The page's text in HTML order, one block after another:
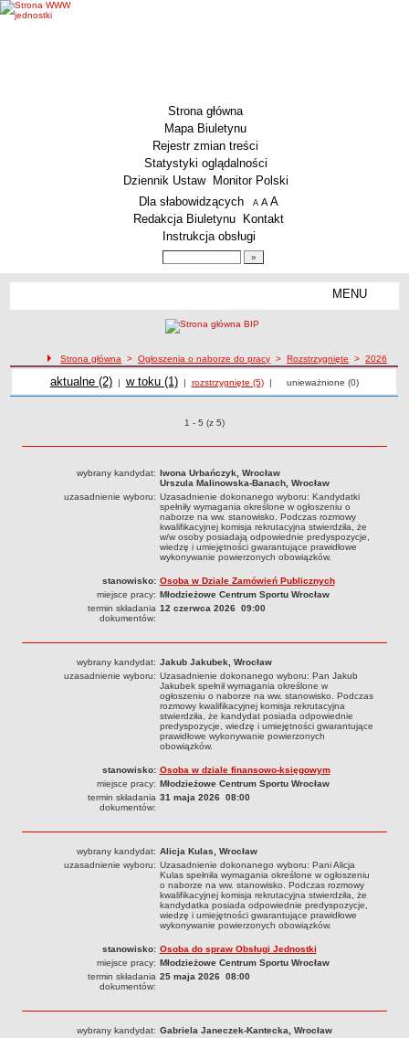
Strona główna
Mapa Biuletynu
Rejestr zmian treści
Statystyki oglądalności
Dziennik Ustaw
Monitor Polski
Menu dodatkowe
Dla słabowidzących A pomniejsz czcionkę
A standardowy rozmiar czcionki
A
Redakcja Biuletynu
Kontakt
Instrukcja obsługi
MENU
Dane podstawowe
KSeF – wystawianie faktur dla MCS Wrocław
Działalność
Dokumenty organizacyjne
Przyjmowanie i załatwianie spraw
Archiwum postępowań
Kontrole
Rejestr wniosków o udostępnienie informacji publicznej
Platforma zakupowa
Plan postepowań o udzielenie zamówień na rok 2026
SPRAWOZDANIA
Sprawozdania finansowe 2020
Sprawozdania finansowe 2021
Sprawozdania finansowe 2022
Sprawozdania finansowe 2023
Sprawozdania finansowe 2024
Sprawozdania finansowe 2025
Strona główna >Ogłoszenia o naborze do pracy >Rozstrzygnięte >2026
Ogłoszenia o naborze do pracy rozstrzygnięte z 2026 roku
Ogłoszenia o naborze
aktualne (2)| Ogłoszenia o naborze
w toku (1)| Ogłoszenia o naborze
rozstrzygnięte (5)| Ogłoszenia o naborze
unieważnione (0)
Ogłoszenia o naborze o pozycjach
1 - 5 (z 5)
wybrany kandydat: Iwona Urbańczyk, Wrocław
Urszula Malinowska-Banach, Wrocław
uzasadnienie wyboru: Uzasadnienie dokonanego wyboru: Kandydatki
spełniły wymagania określone w ogłoszeniu o
naborze na ww. stanowisko. Podczas rozmowy
kwalifikacyjnej komisja rekrutacyjna stwierdziła, że
w/w osoby posiadają odpowiednie predyspozycje,
wiedzę i umiejętności gwarantujące prawidłowe
wykonywanie powierzonych obowiązków.
stanowisko: Osoba w Dziale Zamówień Publicznych
miejsce pracy: Młodzieżowe Centrum Sportu Wrocław
termin składania
dokumentów:
12 czerwca 2026 09:00
wybrany kandydat: Jakub Jakubek, Wrocław
uzasadnienie wyboru: Uzasadnienie dokonanego wyboru: Pan Jakub
Jakubek spełnił wymagania określone w
ogłoszeniu o naborze na ww. stanowisko. Podczas
rozmowy kwalifikacyjnej komisja rekrutacyjna
stwierdziła, że kandydat posiada odpowiednie
predyspozycje, wiedzę i umiejętności gwarantujące
prawidłowe wykonywanie powierzonych
obowiązków.
stanowisko: Osoba w dziale finansowo-księgowym
miejsce pracy: Młodzieżowe Centrum Sportu Wrocław
termin składania
dokumentów:
31 maja 2026 08:00
wybrany kandydat: Alicja Kulas, Wrocław
uzasadnienie wyboru: Uzasadnienie dokonanego wyboru: Pani Alicja
Kulas spełniła wymagania określone w ogłoszeniu
o naborze na ww. stanowisko. Podczas rozmowy
kwalifikacyjnej komisja rekrutacyjna stwierdziła, że
kandydatka posiada odpowiednie predyspozycje,
wiedzę i umiejętności gwarantujące prawidłowe
wykonywanie powierzonych obowiązków.
stanowisko: Osoba do spraw Obsługi Jednostki
miejsce pracy: Młodzieżowe Centrum Sportu Wrocław
termin składania
dokumentów:
25 maja 2026 08:00
wybrany kandydat: Gabriela Janeczek-Kantecka, Wrocław